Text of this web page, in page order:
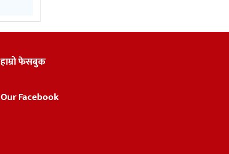
हाम्रो फेसबुक
Our Facebook